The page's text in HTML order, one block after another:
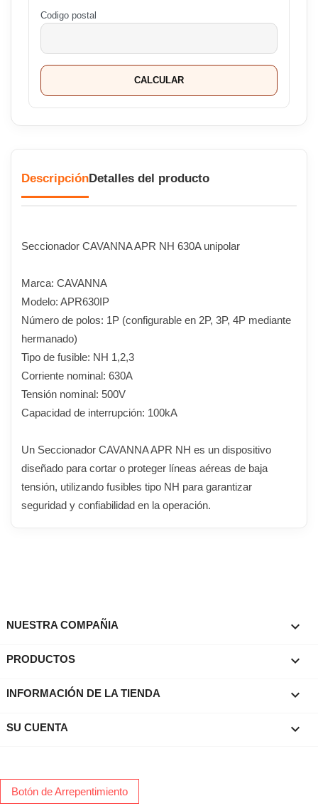
Codigo postal
CALCULAR
DescripciónDetalles del producto
Seccionador CAVANNA APR NH 630A unipolar
Marca: CAVANNA
Modelo: APR630IP
Número de polos: 1P (configurable en 2P, 3P, 4P mediante
hermanado)
Tipo de fusible: NH 1,2,3
Corriente nominal: 630A
Tensión nominal: 500V
Capacidad de interrupción: 100kA
Un Seccionador CAVANNA APR NH es un dispositivo
diseñado para cortar o proteger líneas aéreas de baja
tensión, utilizando fusibles tipo NH para garantizar
seguridad y confiabilidad en la operación.
NUESTRA COMPAÑIA 
PRODUCTOS 
INFORMACIÓN DE LA TIENDA keyboard_arrow_down
SU CUENTA 
Botón de Arrepentimiento